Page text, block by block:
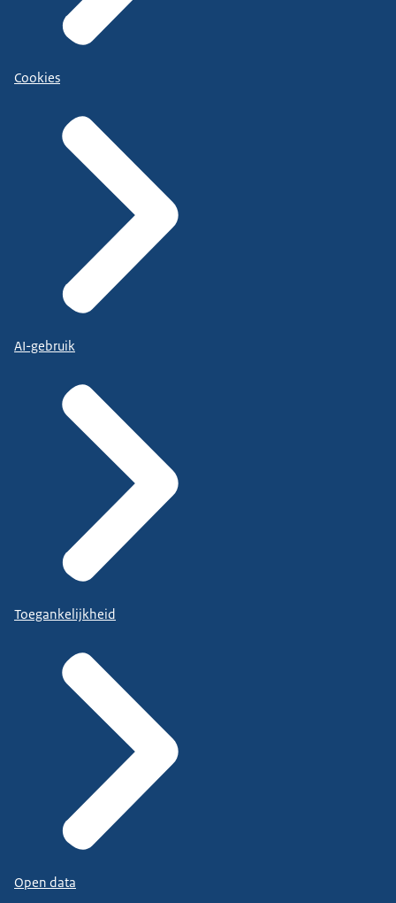
Cookies
AI-gebruik
Toegankelijkheid
Open data